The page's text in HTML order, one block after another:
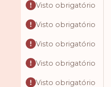
Visto obrigatório
Visto obrigatório
Visto obrigatório
Visto obrigatório
Visto obrigatório